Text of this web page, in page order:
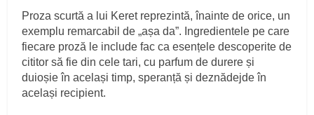
Proza scurtă a lui Keret reprezintă, înainte de orice, un
exemplu remarcabil de „așa da”. Ingredientele pe care
fiecare proză le include fac ca esențele descoperite de
cititor să fie din cele tari, cu parfum de durere și
duioșie în același timp, speranță și deznădejde în
același recipient.